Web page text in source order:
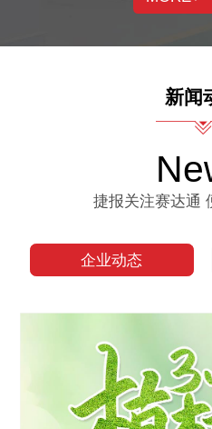
新闻
捷报关注赛达通
企业动态